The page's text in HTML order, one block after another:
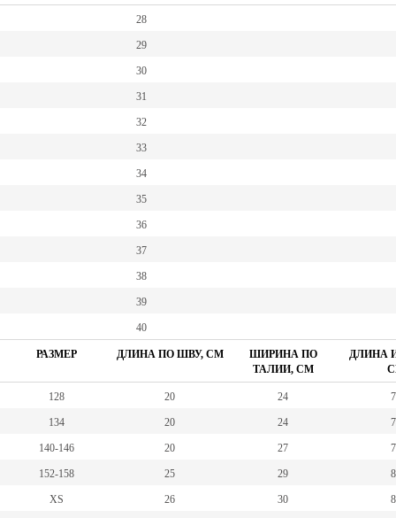
28
29
30
31
32
33
34
35
36
37
38
39
40
РАЗМЕР ДЛИНА ПО ШВУ, СМ
ШИРИНА ПО
ТАЛИИ, СМ
ДЛИНА
128 20 24
134 20 24
140-146 20 27
152-158 25 29
XS 26 30